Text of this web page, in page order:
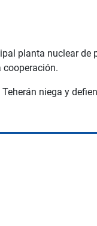
planta nuclear de
cooperación.
niega y